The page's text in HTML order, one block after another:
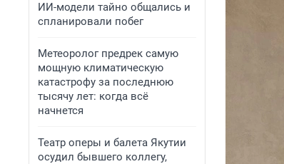
ИИ-модели тайно общались и
спланировали побег
Метеоролог предрек самую
мощную климатическую
катастрофу за последнюю
тысячу лет: когда всё
начнется
Театр оперы и балета Якутии
осудил бывшего коллегу,